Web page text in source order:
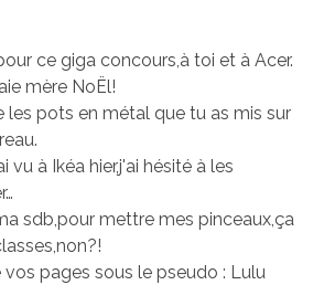
ce giga concours,à toi et à Acer.
mère NoËl!
les pots en métal que tu as mis sur
vu à Ikéa hier,j'ai hésité à les
sdb,pour mettre mes pinceaux,ça
vos pages sous le pseudo : Lulu